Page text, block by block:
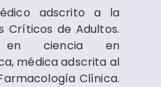
adscrito a la
Críticos de Adultos.
ciencia en
médica adscrita al
Clínica.